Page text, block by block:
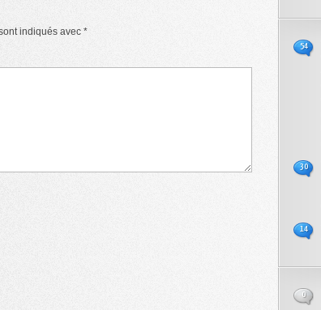
indiqués avec *
54
30
14
0